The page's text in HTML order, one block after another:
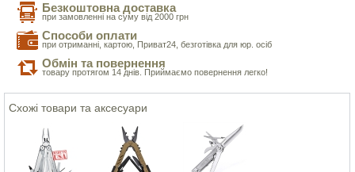
Безкоштовна доставка
при замовленні на суму від 2000 грн
Способи оплати
при отриманні, картою, Приват24, безготівка для юр. осіб
Обмін та повернення
товару протягом 14 днів. Приймаємо повернення легко!
Схожі товари та аксесуари